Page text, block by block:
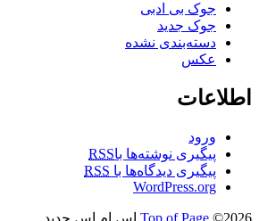
جوک بی ادبی
جوک جدید
دسته‌بندی نشده
عکس
اطلاعات
ورود
پیگیری نوشته‌ها باRSS
پیگیری دیدگاه‌ها با RSS
WordPress.org
Top of Page ©2026 اس ام اس جدید